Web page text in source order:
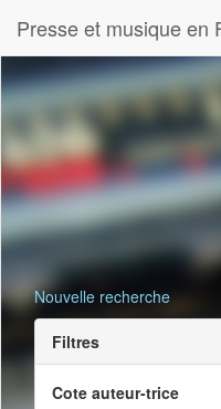
Presse et musique en
Nouvelle recherche
Filtres
Cote auteur-trice